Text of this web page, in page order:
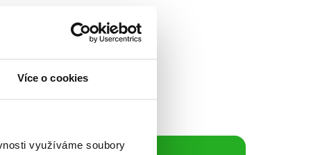
Více o cookies
využíváme soubory
stran a po měsíci
Hlavním bodem